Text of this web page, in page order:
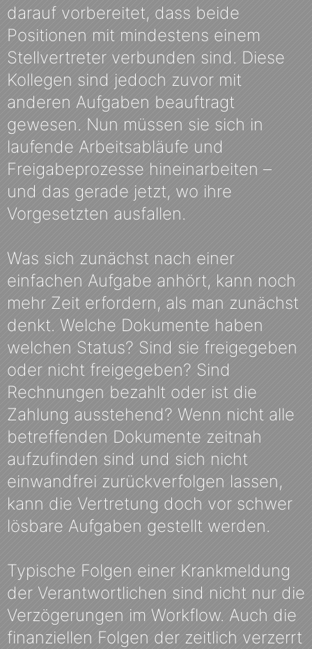
darauf vorbereitet, dass beide
Positionen mit mindestens einem
Stellvertreter verbunden sind. Diese
Kollegen sind jedoch zuvor mit
anderen Aufgaben beauftragt
gewesen. Nun müssen sie sich in
laufende Arbeitsabläufe und
Freigabeprozesse hineinarbeiten –
und das gerade jetzt, wo ihre
Vorgesetzten ausfallen.
Was sich zunächst nach einer
einfachen Aufgabe anhört, kann noch
mehr Zeit erfordern, als man zunächst
denkt. Welche Dokumente haben
welchen Status? Sind sie freigegeben
oder nicht freigegeben? Sind
Rechnungen bezahlt oder ist die
Zahlung ausstehend? Wenn nicht alle
betreffenden Dokumente zeitnah
aufzufinden sind und sich nicht
einwandfrei zurückverfolgen lassen,
kann die Vertretung doch vor schwer
lösbare Aufgaben gestellt werden.
Typische Folgen einer Krankmeldung
der Verantwortlichen sind nicht nur die
Verzögerungen im Workflow. Auch die
finanziellen Folgen der zeitlich verzerrt